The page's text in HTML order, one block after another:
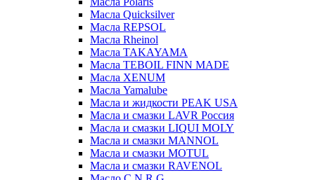
Масла Quicksilver
Масла REPSOL
Масла Rheinol
Масла TAKAYAMA
Масла TEBOIL FINN MADE
Масла XENUM
Масла Yamalube
Масла и жидкости PEAK USA
Масла и смазки LAVR Россия
Масла и смазки LIQUI MOLY
Масла и смазки MANNOL
Масла и смазки MOTUL
Масла и смазки RAVENOL